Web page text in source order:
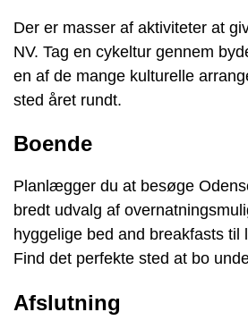
Der er masser af aktiviteter at
NV. Tag en cykeltur gennem
en af de mange kulturelle
sted året rundt.
Boende
Planlægger du at besøge
bredt udvalg af
hyggelige bed and breakfasts til
Find det perfekte sted at bo
Afslutning